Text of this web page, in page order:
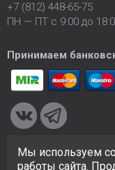
+7 (812) 448-65-75
ПН — ПТ с 9:00 до
Принимаем
© 2005-2026 ООО
Мы используем
работы сайта.